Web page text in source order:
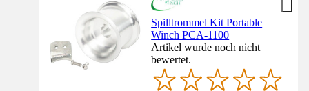
Spilltrommel Kit Portable
Winch PCA-1100
Artikel wurde noch nicht
bewertet.